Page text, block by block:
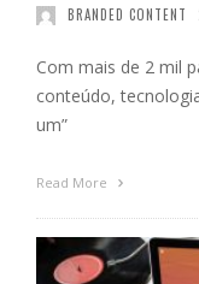
BRANDED CONTENT
Com mais de 2 mil
conteúdo,
um”
Read More